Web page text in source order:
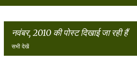
नवंबर, 2010 की पोस्ट दिखाई जा रही हैं
सभी देखें